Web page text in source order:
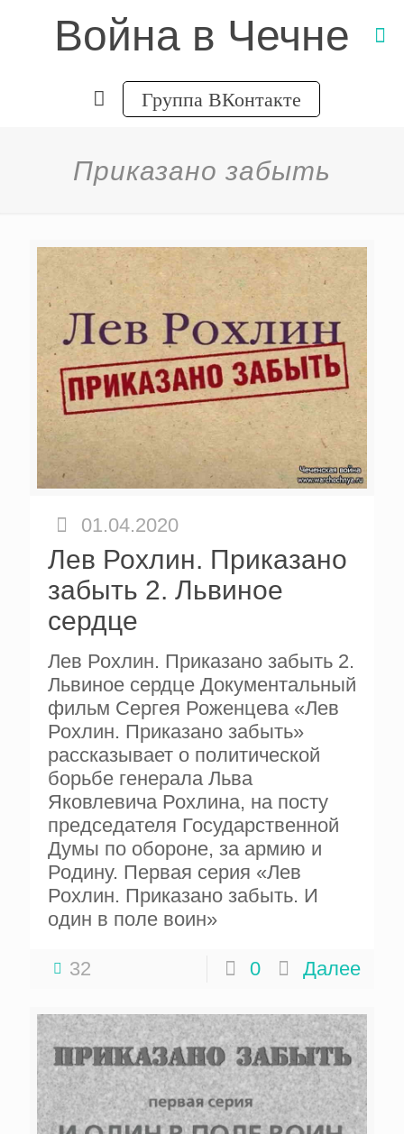
Война в Чечне
Группа ВКонтакте
Приказано забыть
01.04.2020
Лев Рохлин. Приказано
забыть 2. Львиное
сердце
Лев Рохлин. Приказано забыть 2.
Львиное сердце Документальный
фильм Сергея Роженцева «Лев
Рохлин. Приказано забыть»
рассказывает о политической
борьбе генерала Льва
Яковлевича Рохлина, на посту
председателя Государственной
Думы по обороне, за армию и
Родину. Первая серия «Лев
Рохлин. Приказано забыть. И
один в поле воин»
32 0 Далее